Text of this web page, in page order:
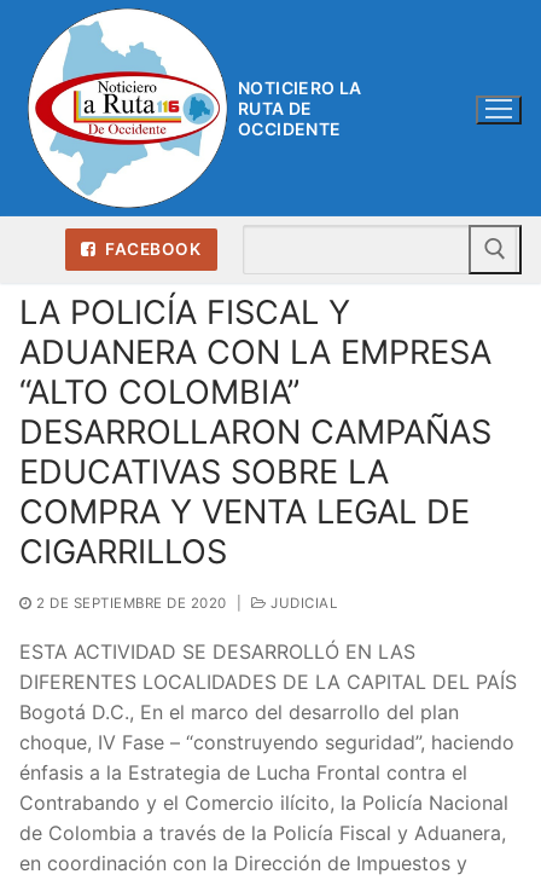
contenido
NOTICIERO LA
RUTA DE
OCCIDENTE
FACEBOOK
LA POLICÍA FISCAL Y
ADUANERA CON LA EMPRESA
“ALTO COLOMBIA”
DESARROLLARON CAMPAÑAS
EDUCATIVAS SOBRE LA
COMPRA Y VENTA LEGAL DE
CIGARRILLOS
2 DE SEPTIEMBRE DE 2020 JUDICIAL
ESTA ACTIVIDAD SE DESARROLLÓ EN LAS
DIFERENTES LOCALIDADES DE LA CAPITAL DEL PAÍS
Bogotá D.C., En el marco del desarrollo del plan
choque, IV Fase – “construyendo seguridad”, haciendo
énfasis a la Estrategia de Lucha Frontal contra el
Contrabando y el Comercio ilícito, la Policía Nacional
de Colombia a través de la Policía Fiscal y Aduanera,
en coordinación con la Dirección de Impuestos y